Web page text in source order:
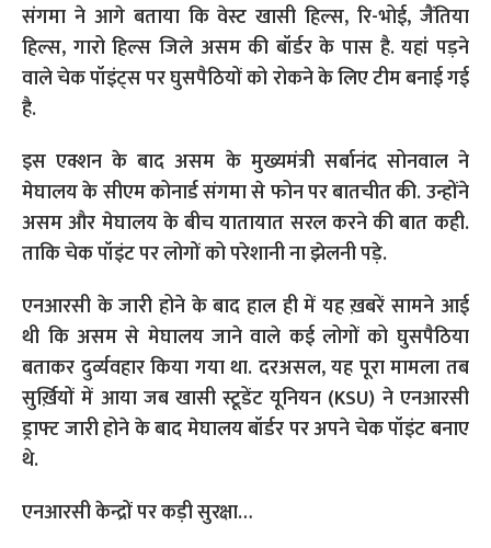
संगमा ने आगे बताया कि वेस्ट खासी हिल्स, रि-भोई, जैंतिया
हिल्स, गारो हिल्स जिले असम की बॉर्डर के पास है. यहां पड़ने
वाले चेक पॉइंट्स पर घुसपैठियों को रोकने के लिए टीम बनाई गई
है.
इस एक्शन के बाद असम के मुख्यमंत्री सर्बानंद सोनवाल ने
मेघालय के सीएम कोनार्ड संगमा से फोन पर बातचीत की. उन्होंने
असम और मेघालय के बीच यातायात सरल करने की बात कही.
ताकि चेक पॉइंट पर लोगों को परेशानी ना झेलनी पड़े.
एनआरसी के जारी होने के बाद हाल ही में यह ख़बरें सामने आई
थी कि असम से मेघालय जाने वाले कई लोगों को घुसपैठिया
बताकर दुर्व्यवहार किया गया था. दरअसल, यह पूरा मामला तब
सुर्ख़ियों में आया जब खासी स्टूडेंट यूनियन (KSU) ने एनआरसी
ड्राफ्ट जारी होने के बाद मेघालय बॉर्डर पर अपने चेक पॉइंट बनाए
थे.
एनआरसी केन्द्रों पर कड़ी सुरक्षा…